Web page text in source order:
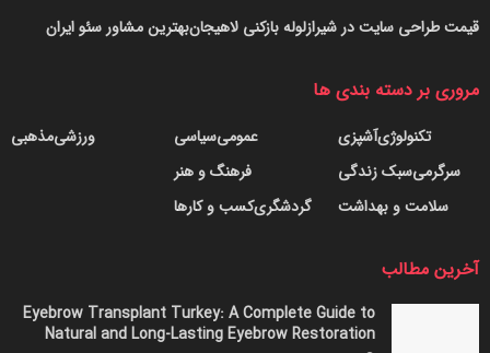
بهترین مشاور سئو ایرانلوله بازکنی لاهیجانقیمت طراحی سایت در شیراز
مروری بر دسته بندی ها
آشپزیتکنولوژی
سبک زندگیسرگرمی
سلامت و بهداشت
سیاسیعمومی
فرهنگ و هنر
کسب و کارهاگردشگری
مذهبیورزشی
آخرین مطالب
Eyebrow Transplant Turkey: A Complete Guide to
Natural and Long-Lasting Eyebrow Restoration